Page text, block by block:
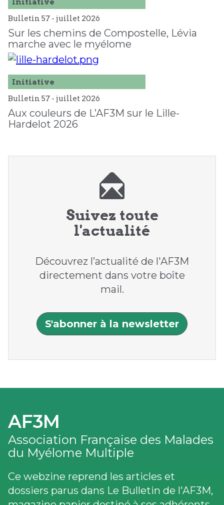
Initiative
Bulletin 57 - juillet 2026
Sur les chemins de Compostelle, Lévia
marche avec le myélome
Initiative
Bulletin 57 - juillet 2026
Aux couleurs de L’AF3M sur le Lille-
Hardelot 2026
Suivez toute
l'actualité
Découvrez l’actualité de l'AF3M
directement dans votre boîte
mail.
S'abonner à la newsletter
AF3M
Association Française des Malades
du Myélome Multiple
Ce webzine reprend les articles et
dossiers parus dans Le Bulletin de l'AF3M,